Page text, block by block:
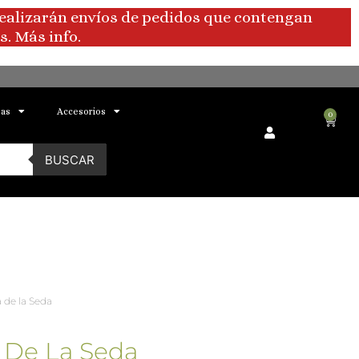
envíos de pedidos que contengan
Más info.
Accesorios
BUSCAR
0
la Seda
La Seda